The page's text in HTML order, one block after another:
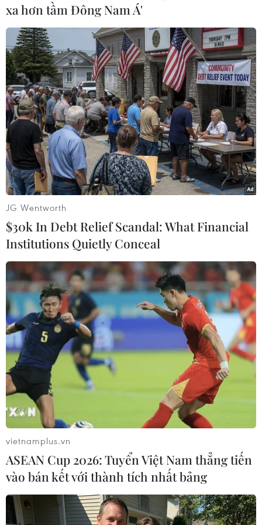
Những hệ quả khó lường của tình trạng bạo
động đẫm máu tại Libya đã lấn át nhữngtác
động tích cực từ báo cáo việc làm tháng 2 khả
quan của Mỹ.
Trong tháng này, các doanh nghiệp Mỹ đã tuyển
dụng thêm 222.000 lao động, mứccao nhất kể từ
tháng 4/2010, đưa tỷ lệ thất nghiệp giảm gần
một điểm phần trămtrong 3 tháng.
Các thị trường chứng khoán châu Á không ổn
định trong những tuần gần đây theosau sự biến
động của giá dầu. Tuy nhiên, chỉ số MSCI chỉ
giảm 1% so với mức caonhất trong 2 năm rưỡi
đạt được trong tháng 1, cho thấy các thị trường
phục hồinhanh trước tác động của bất ổn chính
trị tại Libya./.
(TTXVN/Vietnam+)
xa hơn tầm Đông Nam Á'
JG Wentworth
$30k In Debt Relief Scandal: What Financial
Institutions Quietly Conceal
vietnamplus.vn
ASEAN Cup 2026: Tuyển Việt Nam thẳng tiến
vào bán kết với thành tích nhất bảng